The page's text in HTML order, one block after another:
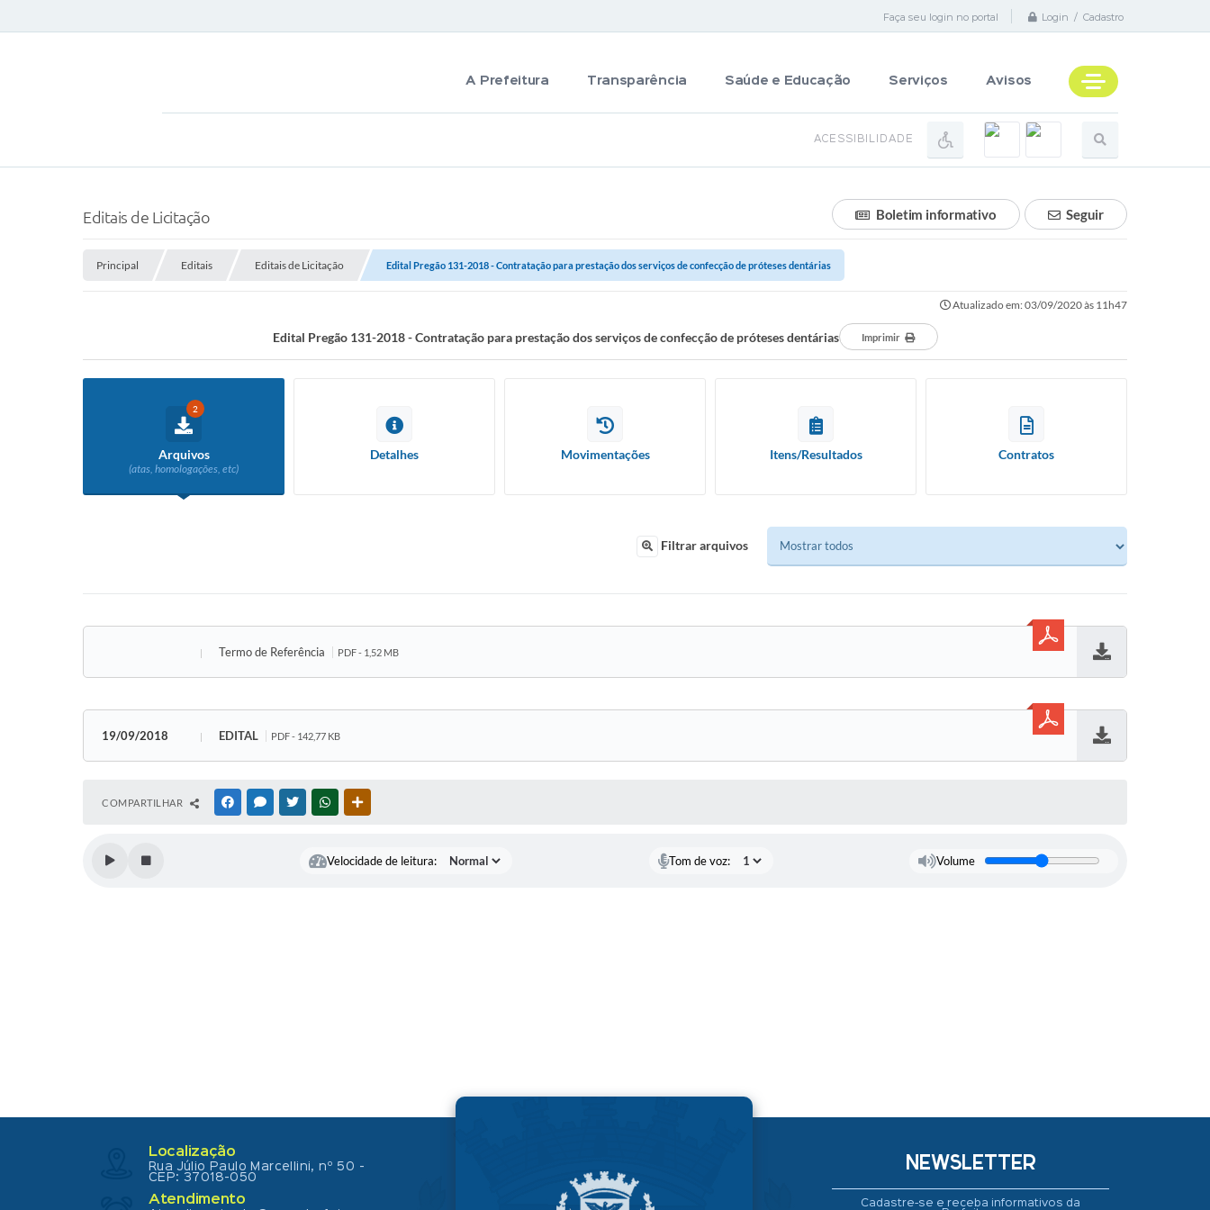
Faça seu login no portal Login / Cadastro
A Prefeitura Transparência Saúde e Educação Serviços Avisos
ACESSIBILIDADE
Editais de Licitação Seguir
Boletim informativo
Principal Editais Editais de Licitação Edital Pregão 131-2018 - Contratação para prestação dos serviços de confecção de próteses dentárias
Atualizado em: 03/09/2020 às 11h47
Edital Pregão 131-2018 - Contratação para prestação dos serviços de confecção de próteses dentárias Imprimir
2
Arquivos
(atas, homologações, etc)
Detalhes Movimentações Itens/Resultados Contratos
Filtrar arquivos
Termo de Referência PDF - 1,52 MB
19/09/2018 EDITAL PDF - 142,77 KB
COMPARTILHAR FACEBOOKMESSENGER
TWITTERWHATSAPP
Velocidade de leitura: Tom de voz: Volume
Localização
Rua Júlio Paulo Marcellini, nº 50 -
CEP: 37018-050
Atendimento
NEWSLETTER
Cadastre-se e receba informativos da